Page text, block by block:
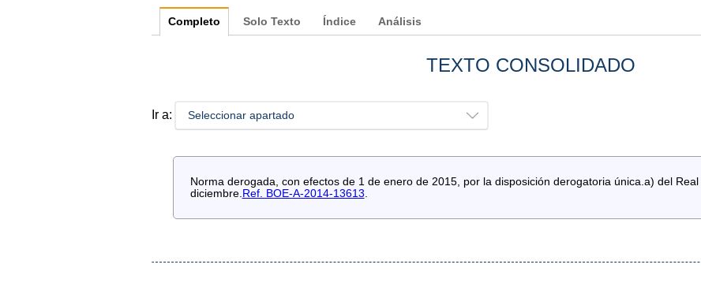
Completo Solo Texto Índice Análisis
TEXTO CONSOLIDADO
Ir a: Seleccionar apartado
Norma derogada, con efectos de 1 de enero de 2015, por la disposición derogatoria única.a) del
diciembre. Ref. BOE-A-2014-13613.